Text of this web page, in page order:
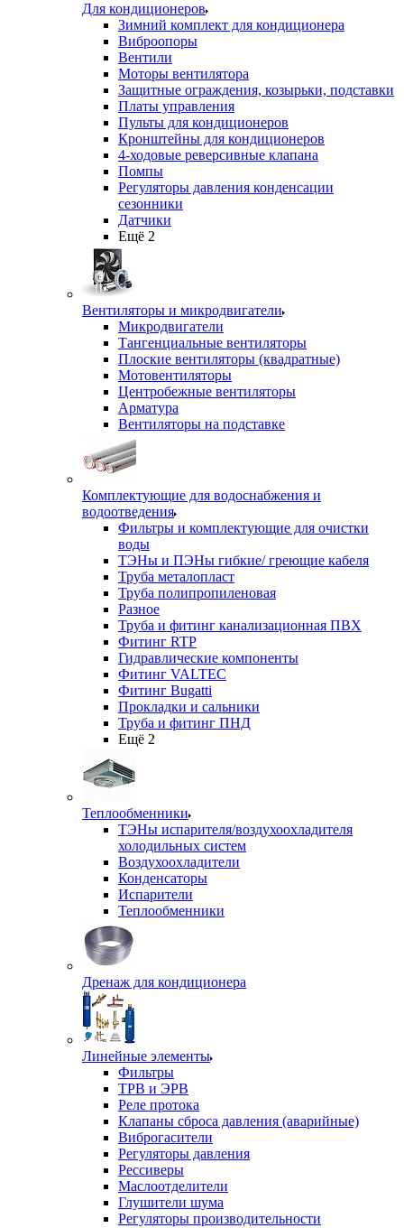
Для кондиционеров
Зимний комплект для кондиционера
Виброопоры
Вентили
Моторы вентилятора
Защитные ограждения, козырьки, подставки
Платы управления
Пульты для кондиционеров
Кронштейны для кондиционеров
4-ходовые реверсивные клапана
Помпы
Регуляторы давления конденсации
сезонники
Датчики
Ещё 2
Вентиляторы и микродвигатели
Микродвигатели
Тангенциальные вентиляторы
Плоские вентиляторы (квадратные)
Мотовентиляторы
Центробежные вентиляторы
Арматура
Вентиляторы на подставке
Комплектующие для водоснабжения и
водоотведения
Фильтры и комплектующие для очистки
воды
ТЭНы и ПЭНы гибкие/ греющие кабеля
Труба металопласт
Труба полипропиленовая
Разное
Труба и фитинг канализационная ПВХ
Фитинг RTP
Гидравлические компоненты
Фитинг VALTEC
Фитинг Bugatti
Прокладки и сальники
Труба и фитинг ПНД
Ещё 2
Теплообменники
ТЭНы испарителя/воздухоохладителя
холодильных систем
Воздухоохладители
Конденсаторы
Испарители
Теплообменники
Дренаж для кондиционера
Линейные элементы
Фильтры
ТРВ и ЭРВ
Реле протока
Клапаны сброса давления (аварийные)
Виброгасители
Регуляторы давления
Рессиверы
Маслоотделители
Глушители шума
Регуляторы производительности